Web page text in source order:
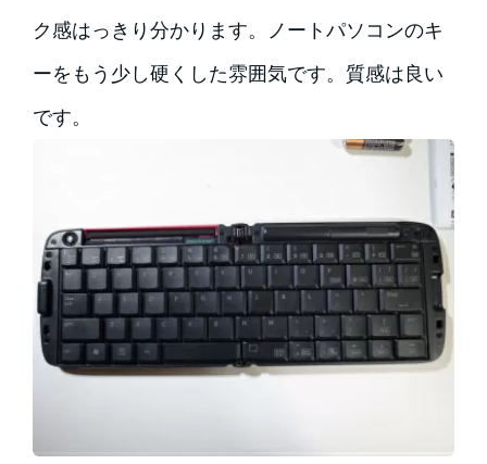
ク感はっきり分かります。ノートパソコンのキ
ーをもう少し硬くした雰囲気です。質感は良い
です。